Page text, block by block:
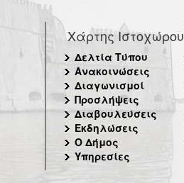
Χάρτης Ιστοχώρου
Δελτία Τύπου
Ανακοινώσεις
Διαγωνισμοί
Προσλήψεις
Διαβουλεύσεις
Εκδηλώσεις
Ο Δήμος
Υπηρεσίες